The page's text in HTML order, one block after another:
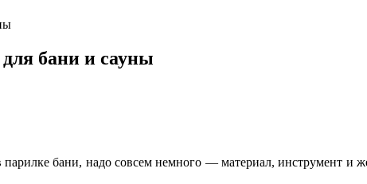
бани и сауны
бани, надо совсем немного — материал, инструмент и